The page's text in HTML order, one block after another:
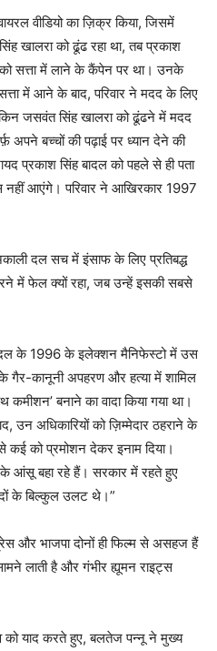
वीडियो का ज़िक्र किया, जिसमें
खालरा को ढूंढ रहा था, तब प्रकाश
को सत्ता में लाने के कैंपेन पर था। उनके
में आने के बाद, परिवार ने मदद के लिए
जसवंत सिंह खालरा को ढूंढने में मदद
अपने बच्चों की पढ़ाई पर ध्यान देने की
प्रकाश सिंह बादल को पहले से ही पता
नहीं आएंगे। परिवार ने आखिरकार 1997
दल सच में इंसाफ के लिए प्रतिबद्ध
में फेल क्यों रहा, जब उन्हें इसकी सबसे
दल के 1996 के इलेक्शन मैनिफेस्टो में उस
गैर-कानूनी अपहरण और हत्या में शामिल
बनाने का वादा किया गया था।
उन अधिकारियों को ज़िम्मेदार ठहराने के
को प्रमोशन देकर इनाम दिया।
आंसू बहा रहे हैं। सरकार में रहते हुए
के बिल्कुल उलट थे।”
और भाजपा दोनों ही फिल्म से असहज हैं
लाती है और गंभीर ह्यूमन राइट्स
याद करते हुए, बलतेज पन्नू ने मुख्य